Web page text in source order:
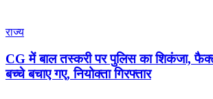
राज्य
CG में बाल तस्करी पर पुलिस का शिकंजा,
बच्चे बचाए गए, नियोक्ता गिरफ्तार